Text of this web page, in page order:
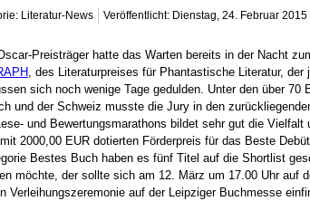
Literatur-News Veröffentlicht: Dienstag, 24. Februar 2015
Preisträger hatte das Warten bereits in der Nacht
, des Literaturpreises für Phantastische Literatur,
sich noch wenige Tage gedulden. Unter den über 70
und der Schweiz musste die Jury in den
und Bewertungsmarathons bildet sehr gut die
2000,00 EUR dotierten Förderpreis für das Beste
Bestes Buch haben es fünf Titel auf die Shortlist
möchte, der sollte sich am 12. März um 17.00 Uhr auf
Verleihungszeremonie auf der Leipziger Buchmesse